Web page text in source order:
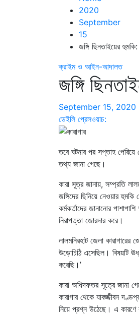
2020
September
15
জঙ্গি ছিনতাইয়ের
ক্রাইম ও আইন-আদালত
জঙ্গি
September 15, 2020
ডেইলি প্রেসওয়াচ:
তবে ঘটনার পর সপ্তাহ
তথ্য জানা গেছে।
কারা সূত্র জানায়, সম্প্রতি
জঙ্গিদের ছিনিয়ে নেওয়ার
কর্মকর্তাদের জানানোর
নিরাপত্তা জোরদার করে।
লালমনিরহাট জেলা
উড়োচিঠি এসেছিল। বিষয়টি
করেছি।’
কারা অধিদফতর সূত্রে জানা
কারাগার থেকে যাবজ্জীবন
নিয়ে প্রশ্ন উঠেছে। এ কারণে